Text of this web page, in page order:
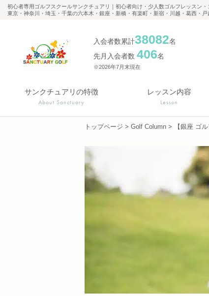
初心者専用ゴルフスクールサンクチュアリ｜初心者向け・少人数ゴルフレッスン
東京・神奈川・埼玉・千葉の六本木・銀座・新橋・有楽町・新宿・川越・葛西・
入会者数累計38082名
先月入会者数 406名
※2026年7月末現在
サンクチュアリの特徴
About Sanctuary
レッスン内容
Lesson
トップページ > Golf Column > 【銀座 ゴ